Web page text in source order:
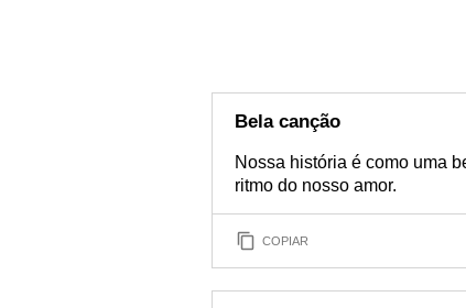
Bela canção
Nossa história é como uma
ritmo do nosso amor.
COPIAR